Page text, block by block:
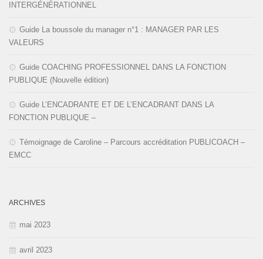
INTERGÉNÉRATIONNEL
Guide La boussole du manager n°1 : MANAGER PAR LES
VALEURS
Guide COACHING PROFESSIONNEL DANS LA FONCTION
PUBLIQUE (Nouvelle édition)
Guide L’ENCADRANTE ET DE L’ENCADRANT DANS LA
FONCTION PUBLIQUE –
Témoignage de Caroline – Parcours accréditation PUBLICOACH –
EMCC
ARCHIVES
mai 2023
avril 2023